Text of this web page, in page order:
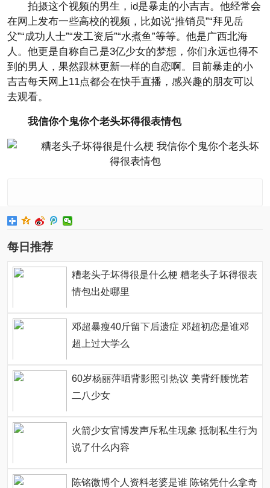
拍摄这个视频的男生，id是暴走的小吉吉。他经常会
在网上发布一些高校的视频，比如说“推销员”“拜见岳
父”“成功人士”“发工资后”“水煮鱼”等等。他是广西北海
人。他更是自称自己是3亿少女的梦想，你们永远也得不
到的男人，果然跟林更新一样的自恋啊。目前暴走的小
吉吉每天网上11点都会在快手直播，感兴趣的朋友可以
去观看。
我信你个鬼你个老头坏得很表情包
每日推荐
糟老头子坏得很是什么梗 糟老头子坏得很表
情包出处哪里
邓超暴瘦40斤留下后遗症 邓超初恋是谁邓
超上过大学么
60岁杨丽萍晒背影照引热议 美背纤腰恍若
二八少女
火箭少女官博发声斥私生现象 抵制私生行为
说了什么内容
陈铭微博个人资料老婆是谁 陈铭凭什么拿奇